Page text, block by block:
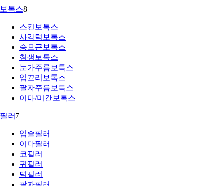
보톡스8
스킨보톡스
사각턱보톡스
승모근보톡스
침샘보톡스
눈가주름보톡스
입꼬리보톡스
팔자주름보톡스
이마/미간보톡스
필러 7
입술필러
이마필러
코필러
귀필러
턱필러
팔자필러